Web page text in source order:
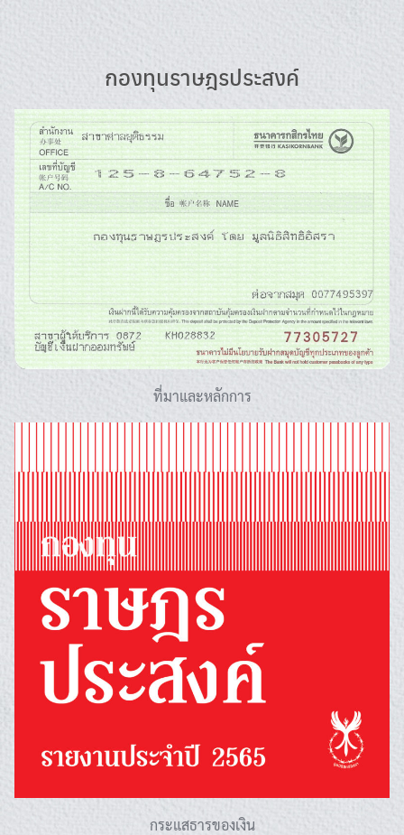
กองทุนราษฎรประสงค์
ที่มาและหลักการ
กระแสธารของเงิน